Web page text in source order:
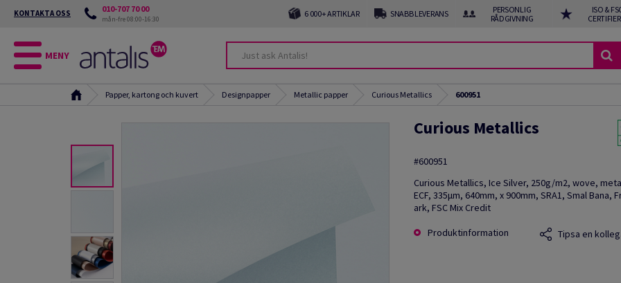
KONTAKTA OSS 010-707 70 00
mån-fre 08:00-16:30 6 000+ ARTIKLAR SNABB LEVERANS
PERSONLIG
RÅDGIVNING
ISO &
MENY
Papper, kartong och kuvert Designpapper Metallic papper Curious Metallics 600951
Curious Metallics
#600951
Curious Metallics, Ice Silver, 250g/m2, wove,
ECF, 335µm, 640mm, x 900mm, SRA1, Smal Bana,
ark, FSC Mix Credit
Produktinformation
Tipsa en